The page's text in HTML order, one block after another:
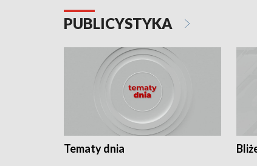
PUBLICYSTYKA
Tematy dnia